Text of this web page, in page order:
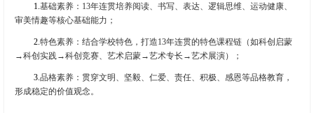
1.基础素养： 13年连贯培养阅读、书写、表达、逻辑思维、运动健康、
审美情趣等核心基础能力；
2.特色素养：结合学校特色，打造13年连贯的特色课程链（如科创启蒙
→科创实践→科创竞赛、艺术启蒙→艺术专长→艺术展演）；
3. 品格素养：贯穿文明、坚毅、仁爱、责任、积极、感恩等品格教育，
形成稳定的价值观念。